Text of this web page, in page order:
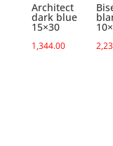
Architect
dark blue
15×30
1,344.00